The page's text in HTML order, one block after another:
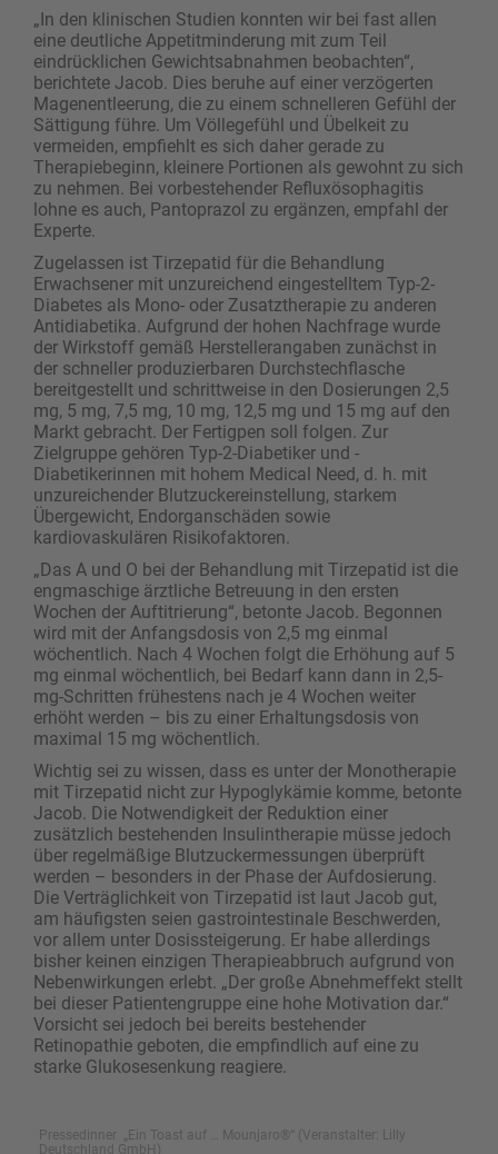
„In den klinischen Studien konnten wir bei fast allen
eine deutliche Appetitminderung mit zum Teil
eindrücklichen Gewichtsabnahmen beobachten“,
berichtete Jacob. Dies beruhe auf einer verzögerten
Magenentleerung, die zu einem schnelleren Gefühl der
Sättigung führe. Um Völlegefühl und Übelkeit zu
vermeiden, empfiehlt es sich daher gerade zu
Therapiebeginn, kleinere Portionen als gewohnt zu sich
zu nehmen. Bei vorbestehender Refluxösophagitis
lohne es auch, Pantoprazol zu ergänzen, empfahl der
Experte.
Zugelassen ist Tirzepatid für die Behandlung
Erwachsener mit unzureichend eingestelltem Typ-2-
Diabetes als Mono- oder Zusatztherapie zu anderen
Antidiabetika. Aufgrund der hohen Nachfrage wurde
der Wirkstoff gemäß Herstellerangaben zunächst in
der schneller produzierbaren Durchstechflasche
bereitgestellt und schrittweise in den Dosierungen 2,5
mg, 5 mg, 7,5 mg, 10 mg, 12,5 mg und 15 mg auf den
Markt gebracht. Der Fertigpen soll folgen. Zur
Zielgruppe gehören Typ-2-Diabetiker und -
Diabetikerinnen mit hohem Medical Need, d. h. mit
unzureichender Blutzuckereinstellung, starkem
Übergewicht, Endorganschäden sowie
kardiovaskulären Risikofaktoren.
„Das A und O bei der Behandlung mit Tirzepatid ist die
engmaschige ärztliche Betreuung in den ersten
Wochen der Auftitrierung“, betonte Jacob. Begonnen
wird mit der Anfangsdosis von 2,5 mg einmal
wöchentlich. Nach 4 Wochen folgt die Erhöhung auf 5
mg einmal wöchentlich, bei Bedarf kann dann in 2,5-
mg-Schritten frühestens nach je 4 Wochen weiter
erhöht werden – bis zu einer Erhaltungsdosis von
maximal 15 mg wöchentlich.
Wichtig sei zu wissen, dass es unter der Monotherapie
mit Tirzepatid nicht zur Hypoglykämie komme, betonte
Jacob. Die Notwendigkeit der Reduktion einer
zusätzlich bestehenden Insulintherapie müsse jedoch
über regelmäßige Blutzuckermessungen überprüft
werden – besonders in der Phase der Aufdosierung.
Die Verträglichkeit von Tirzepatid ist laut Jacob gut,
am häufigsten seien gastrointestinale Beschwerden,
vor allem unter Dosissteigerung. Er habe allerdings
bisher keinen einzigen Therapieabbruch aufgrund von
Nebenwirkungen erlebt. „Der große Abnehmeffekt stellt
bei dieser Patientengruppe eine hohe Motivation dar.“
Vorsicht sei jedoch bei bereits bestehender
Retinopathie geboten, die empfindlich auf eine zu
starke Glukosesenkung reagiere.
Pressedinner „Ein Toast auf … Mounjaro®“ (Veranstalter: Lilly
Deutschland GmbH)